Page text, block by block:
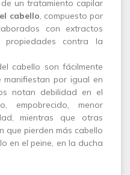
un tratamiento capilar
cabello , compuesto por
con extractos
propiedades contra la
cabello son fácilmente
manifiestan por igual en
notan debilidad en el
empobrecido, menor
mientras que otras
que pierden más cabello
en el peine, en la ducha